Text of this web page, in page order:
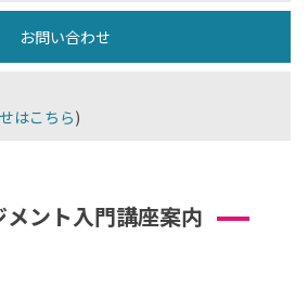
お問い合わせ
はこちら)
ント入門講座案内